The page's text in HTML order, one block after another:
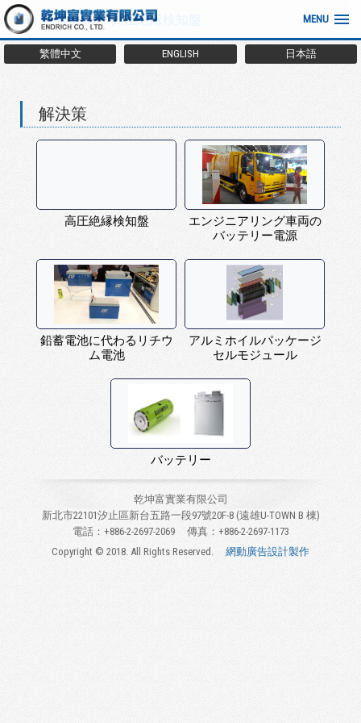
MENU
繁體中文 ENGLISH 日本語
解決策 高圧絶縁検知盤
解決策
高圧絶縁検知盤
エンジニアリング車両の
バッテリー電源
鉛蓄電池に代わるリチウ
ム電池
アルミホイルパッケージ
セルモジュール
バッテリー
乾坤富實業有限公司
新北市22101汐止區新台五路一段97號20F-8 (遠雄U-TOWN B 棟)
電話：+886-2-2697-2069
傳真：+886-2-2697-1173
Copyright © 2018. All Rights Reserved.
網動廣告設計製作